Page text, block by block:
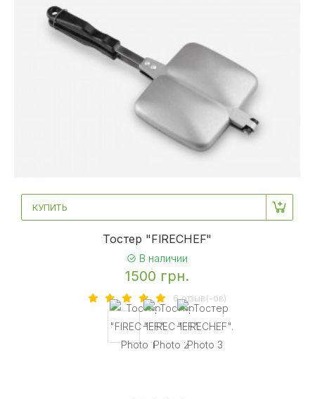
КУПИТЬ
Тостер "FIRECHEF"
В наличии
1500 грн.
6 отзыв(-ов)